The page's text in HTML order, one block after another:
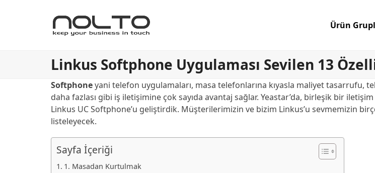
Ürün
Linkus Softphone Uygulaması Sevilen 13
Softphoneyani telefon uygulamaları, masa telefonlarına kıyasla maliyet
daha fazlası gibi iş iletişimine çok sayıda avantaj sağlar. Yeastar’da, birleşik bir
Linkus UC Softphone’u geliştirdik. Müşterilerimizin ve bizim Linkus’u sevmemizin
listeleyecek.
Sayfa İçeriği
1. Masadan Kurtulmak